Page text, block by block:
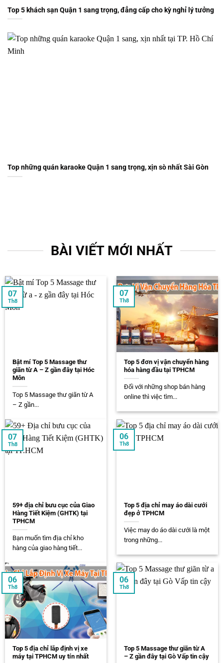
Top 5 khách sạn Quận 1 sang trọng, đẳng cấp cho kỳ nghỉ lý tưởng
Top những quán karaoke Quận 1 sang trọng, xịn sò nhất Sài Gòn
BÀI VIẾT MỚI NHẤT
Bật mí Top 5 Massage thư
giãn từ A – Z gần đây tại Hóc
Môn
Top 5 Massage thư giãn từ A
– Z gần...
07
Th8
Top 5 đơn vị vận chuyển hàng
hóa hàng đầu tại TPHCM
Đối với những shop bán hàng
online thì việc tìm...
07
Th8
59+ địa chỉ bưu cục của Giao
Hàng Tiết Kiệm (GHTK) tại
TPHCM
Bạn muốn tìm địa chỉ kho
hàng của giao hàng tiết...
07
Th8
Top 5 địa chỉ may áo dài cưới
đẹp ở TPHCM
Việc may do áo dài cưới là một
trong những...
06
Th8
Top 5 địa chỉ lắp định vị xe
máy tại TPHCM uy tín nhất
06
Th8
Top 5 Massage thư giãn từ A
– Z gần đây tại Gò Vấp tin cậy
06
Th8